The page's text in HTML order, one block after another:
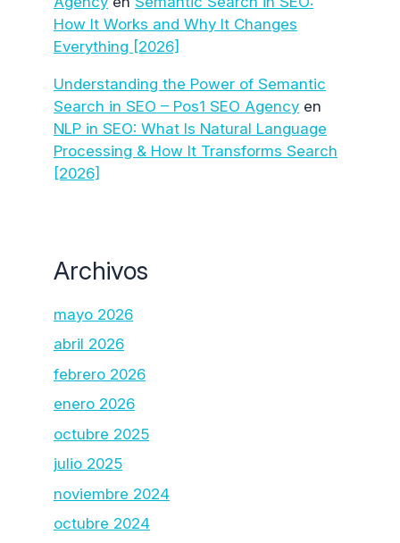
How It Works and Why It Changes
Everything [2026]
Understanding the Power of Semantic
Search in SEO – Pos1 SEO Agency en
NLP in SEO: What Is Natural Language
Processing & How It Transforms Search
[2026]
Archivos
mayo 2026
abril 2026
febrero 2026
enero 2026
octubre 2025
julio 2025
noviembre 2024
octubre 2024